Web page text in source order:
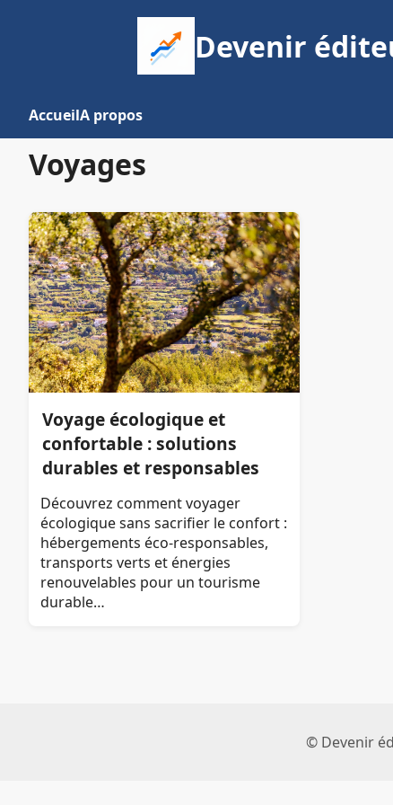
Devenir
AccueilA propos
Voyages
Voyage écologique et
confortable : solutions
durables et responsables
Découvrez comment voyager
écologique sans sacrifier le confort :
hébergements éco-responsables,
transports verts et énergies
renouvelables pour un tourisme
durable…
© Devenir